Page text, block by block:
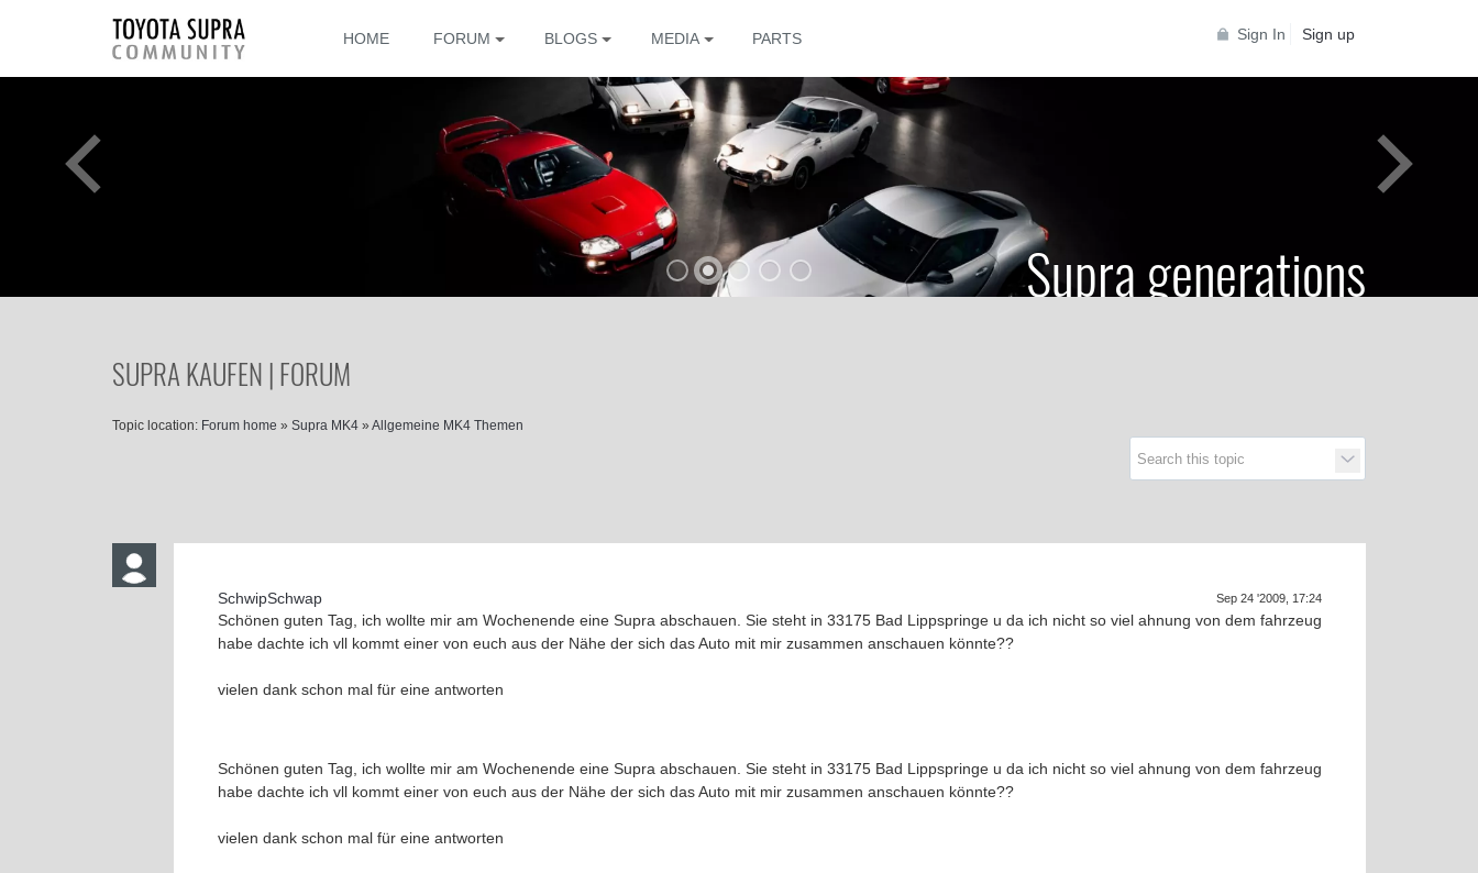
Sign In Sign up
HOME FORUM BLOGS MEDIA PARTS
Supra
a
Supra generations
SUPRA KAUFEN | FORUM
Topic location: Forum home » Supra MK4 » Allgemeine MK4 Themen
SchwipSchwap Sep 24 '2009, 17:24
Schönen guten Tag, ich wollte mir am Wochenende eine Supra abschauen. Sie steht in 33175 Bad Lippspringe u da ich nicht so viel ahnung von dem fahrzeug
habe dachte ich vll kommt einer von euch aus der Nähe der sich das Auto mit mir zusammen anschauen könnte??
vielen dank schon mal für eine antworten
Schönen guten Tag, ich wollte mir am Wochenende eine Supra abschauen. Sie steht in 33175 Bad Lippspringe u da ich nicht so viel ahnung von dem fahrzeug
habe dachte ich vll kommt einer von euch aus der Nähe der sich das Auto mit mir zusammen anschauen könnte??
vielen dank schon mal für eine antworten